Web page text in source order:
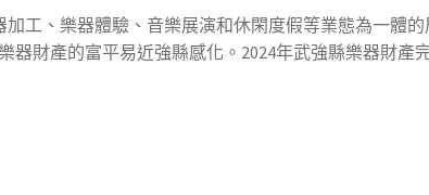
工、樂器體驗、音樂展演和休閑度假等業態為一體的
器財產的富平易近強縣感化。2024年武強縣樂器財產